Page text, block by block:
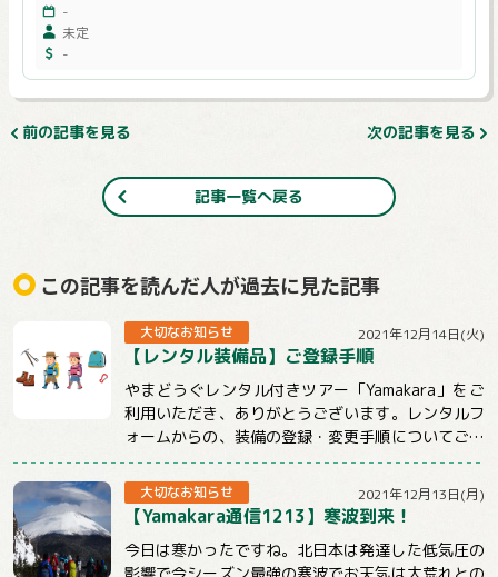
-
未定
-
前の記事を見る 次の記事を見る
記事一覧へ戻る
この記事を読んだ人が過去に見た記事
大切なお知らせ 2021年12月14日(火)
【レンタル装備品】ご登録手順
やまどうぐレンタル付きツアー「Yamakara」をご
利用いただき、ありがとうございます。レンタルフ
ォームからの、装備の登録・変更手順についてご説
明させていただきます。【注意事項】★ツ...
大切なお知らせ 2021年12月13日(月)
【Yamakara通信1213】寒波到来！
今日は寒かったですね。北日本は発達した低気圧の